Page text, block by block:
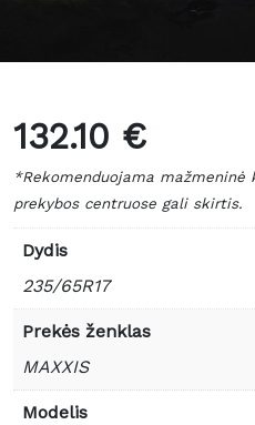
132.10 €
*Rekomenduojama mažmeninė
prekybos centruose gali skirtis.
Dydis
235/65R17
Prekės ženklas
MAXXIS
Modelis